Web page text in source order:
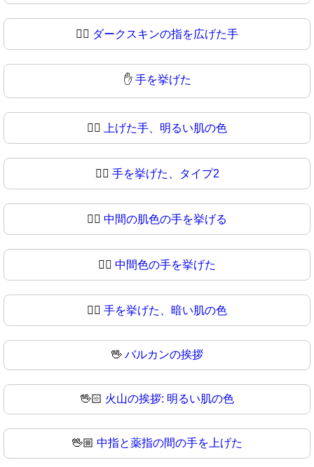
🖐🏿 ダークスキンの指を広げた手
✋ 手を挙げた
✋🏻 上げた手、明るい肌の色
✋🏼 手を挙げた、タイプ2
✋🏽 中間の肌色の手を挙げる
✋🏾 中間色の手を挙げた
✋🏿 手を挙げた、暗い肌の色
🖖 バルカンの挨拶
🖖🏻 火山の挨拶: 明るい肌の色
🖖🏼 中指と薬指の間の手を上げた